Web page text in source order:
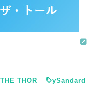
THE THOR ySandard